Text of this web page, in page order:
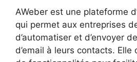
AWeber est une plateforme
qui permet aux entreprises
d’automatiser et d’envoyer
d’email à leurs contacts.